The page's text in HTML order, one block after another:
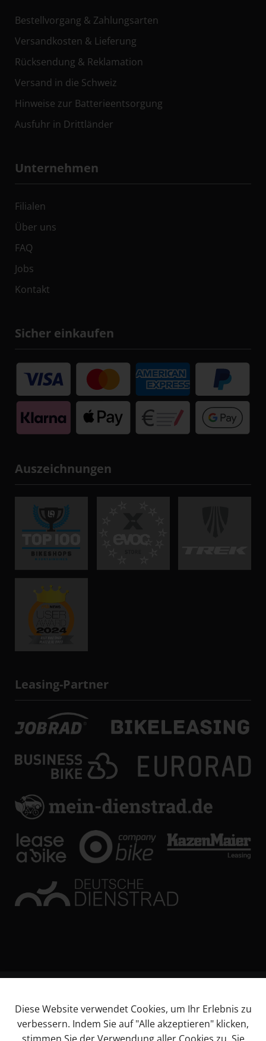
Bestellvorgang & Zahlungsarten
Versandkosten & Lieferung
Rücksendung & Reklamation
Versand in die Schweiz
Hinweise zur Batterieentsorgung
Ausfuhr in Drittländer
Unternehmen
Filialen
Über uns
FAQ
Jobs
Kontakt
Sicher einkaufen
Auszeichnungen
Leasing-Partner
Impressum
AGB
Diese Website verwendet Cookies, um Ihr Erlebnis zu
verbessern. Indem Sie auf "Alle akzeptieren" klicken,